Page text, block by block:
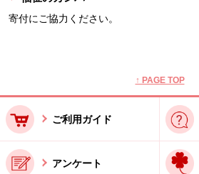
寄付にご協力ください。
↑ PAGE TOP
ご利用ガイド
アンケート